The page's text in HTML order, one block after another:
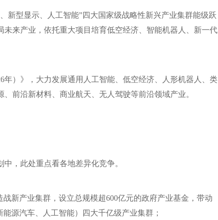
新型显示、人工智能”四大国家级战略性新兴产业集群能级跃
来产业，依托重大项目培育低空经济、智能机器人、新一代
）》，大力发展通用人工智能、低空经济、人形机器人、类
前沿新材料、商业航天、无人驾驶等前沿领域产业。
，此处重点看各地差异化竞争。
新产业集群，设立总规模超600亿元的政府产业基金，带动
源汽车、人工智能）四大千亿级产业集群；